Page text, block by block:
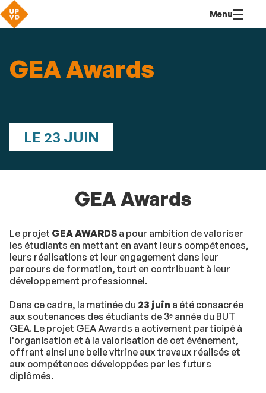
contenu
Menu
GEA Awards
LE 23 JUIN
GEA Awards
Le projet GEA AWARDS a pour ambition de valoriser
les étudiants en mettant en avant leurs compétences,
leurs réalisations et leur engagement dans leur
parcours de formation, tout en contribuant à leur
développement professionnel.
Dans ce cadre, la matinée du 23 juin a été consacrée
aux soutenances des étudiants de 3ᵉ année du BUT
GEA. Le projet GEA Awards a activement participé à
l'organisation et à la valorisation de cet événement,
offrant ainsi une belle vitrine aux travaux réalisés et
aux compétences développées par les futurs
diplômés.